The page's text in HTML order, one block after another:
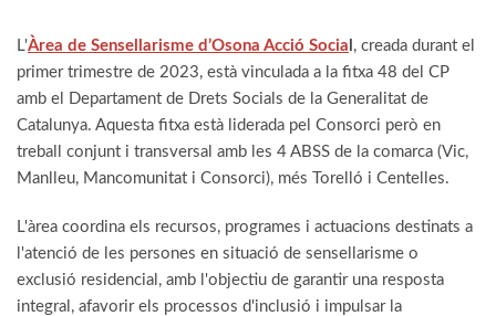
L'Àrea de Sensellarisme d’Osona Acció Socia , creada durant el
primer trimestre de 2023, està vinculada a la fitxa 48 del CP
amb el Departament de Drets Socials de la Generalitat de
Catalunya. Aquesta fitxa està liderada pel Consorci però en
treball conjunt i transversal amb les 4 ABSS de la comarca (Vic,
Manlleu, Mancomunitat i Consorci), més Torelló i Centelles.
L'àrea coordina els recursos, programes i actuacions destinats a
l'atenció de les persones en situació de sensellarisme o
exclusió residencial, amb l'objectiu de garantir una resposta
integral, afavorir els processos d'inclusió i impulsar la